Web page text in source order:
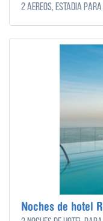
Noches de hotel